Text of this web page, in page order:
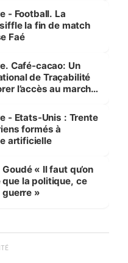
- Football. La
la fin de match
Faé
Café-cacao: Un
de Traçabilité
l’accès au marché
- Etats-Unis : Trente
formés à
artificielle
« Il faut qu’on
que la politique, ce
guerre »